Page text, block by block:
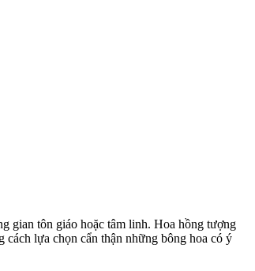
gian tôn giáo hoặc tâm linh. Hoa hồng tượng
lựa chọn cẩn thận những bông hoa có ý